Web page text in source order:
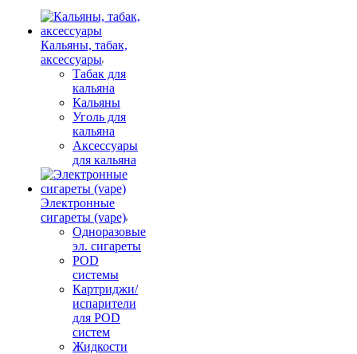
Кальяны, табак,
аксессуары
Табак для
кальяна
Кальяны
Уголь для
кальяна
Аксессуары
для кальяна
Электронные
сигареты (vape)
Одноразовые
эл. сигареты
POD
системы
Картриджи/
испарители
для POD
систем
Жидкости